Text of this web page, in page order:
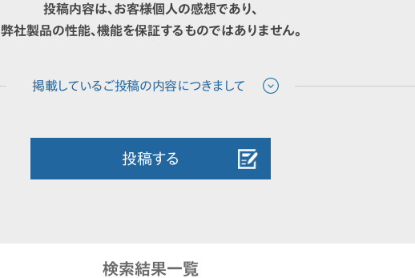
投稿内容は、お客様個人の感想であり、
弊社製品の性能、機能を保証するものではありません。
投稿する
検索結果一覧